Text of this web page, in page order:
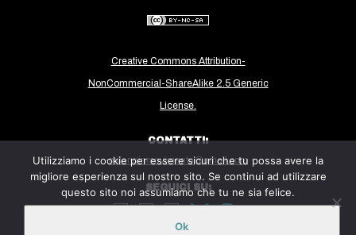
Creative Commons Attribution-
NonCommercial-ShareAlike 2.5 Generic
License.
CONTATTI:
milanoinmovimento@gmail.com
SEGUICI SU:
Utilizziamo i cookie per essere sicuri che tu possa avere la
migliore esperienza sul nostro sito. Se continui ad utilizzare
questo sito noi assumiamo che tu ne sia felice.
Ok